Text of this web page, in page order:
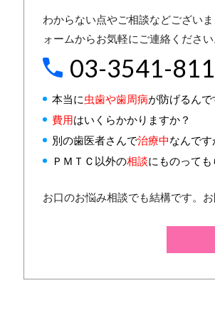
わからない点やご相談などござい
ォームからお気軽にご連絡ください
03-3541-
本当に虫歯や歯周病が防げるんで
費用はいくらかかりますか？
別の歯医者さんで治療中なんです
ＰＭＴＣ以外の相談にものっても
お口のお悩み相談でも結構です。